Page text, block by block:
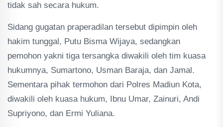
tidak sah secara hukum.
Sidang gugatan praperadilan tersebut dipimpin oleh
hakim tunggal, Putu Bisma Wijaya, sedangkan
pemohon yakni tiga tersangka diwakili oleh tim kuasa
hukumnya, Sumartono, Usman Baraja, dan Jamal.
Sementara pihak termohon dari Polres Madiun Kota,
diwakili oleh kuasa hukum, Ibnu Umar, Zainuri, Andi
Supriyono, dan Ermi Yuliana.